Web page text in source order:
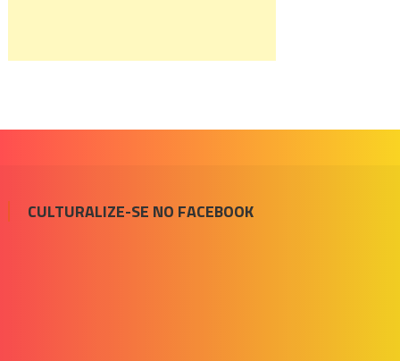
CULTURALIZE-SE NO FACEBOOK